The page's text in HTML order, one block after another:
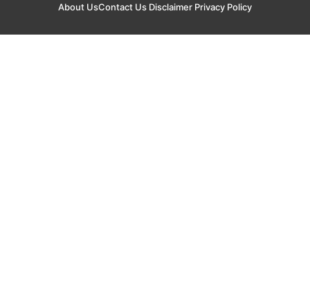
About UsContact Us Disclaimer Privacy Policy